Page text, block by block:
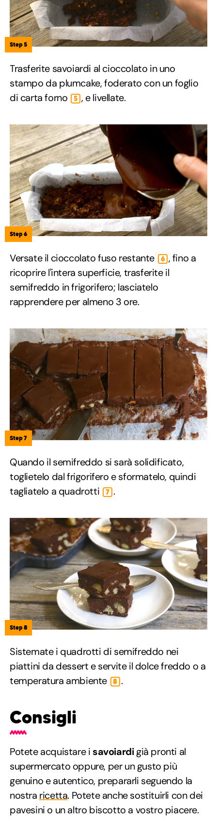
Step 5
Trasferite savoiardi al cioccolato in uno
stampo da plumcake, foderato con un foglio
di carta forno
5 , e livellate.
Step 6
Versate il cioccolato fuso restante 6 , fino a
ricoprire l'intera superficie, trasferite il
semifreddo in frigorifero; lasciatelo
rapprendere per almeno 3 ore.
Step 7
Quando il semifreddo si sarà solidificato,
toglietelo dal frigorifero e sformatelo, quindi
tagliatelo a quadrotti
7 .
Step 8
Sistemate i quadrotti di semifreddo nei
piattini da dessert e servite il dolce freddo o a
temperatura ambiente
8 .
Consigli
Potete acquistare i savoiardigià pronti al
supermercato oppure, per un gusto più
genuino e autentico, prepararli seguendo la
nostra ricetta. Potete anche sostituirli con dei
pavesini o un altro biscotto a vostro piacere.